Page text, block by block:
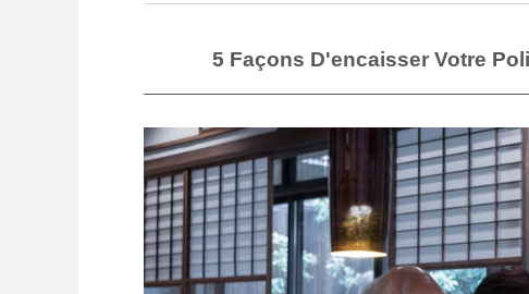
5 Façons D'encaisser Votre